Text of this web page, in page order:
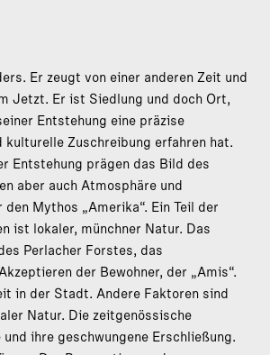
Er zeugt von einer anderen Zeit und
Jetzt. Er ist Siedlung und doch Ort,
Entstehung eine präzise
kulturelle Zuschreibung erfahren hat.
Entstehung prägen das Bild des
aber auch Atmosphäre und
Mythos „Amerika“. Ein Teil der
ist lokaler, münchner Natur. Das
Perlacher Forstes, das
der Bewohner, der „Amis“.
in der Stadt. Andere Faktoren sind
Natur. Die zeitgenössische
ihre geschwungene Erschließung.